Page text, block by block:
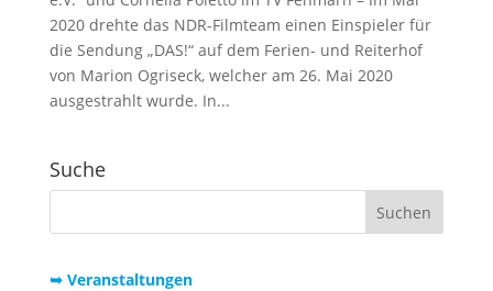
2020 drehte das NDR-Filmteam einen Einspieler für
die Sendung „DAS!“ auf dem Ferien- und Reiterhof
von Marion Ogriseck, welcher am 26. Mai 2020
ausgestrahlt wurde. In...
Suche
➥ Veranstaltungen